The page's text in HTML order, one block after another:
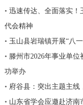
• 迅速传达、全面落实！
代会精神
• 玉山县岩瑞镇开展“八
• 滕州市2026年事业单
功举办
• 府谷县：突出主题主线
• 山东省学会应邀赴济